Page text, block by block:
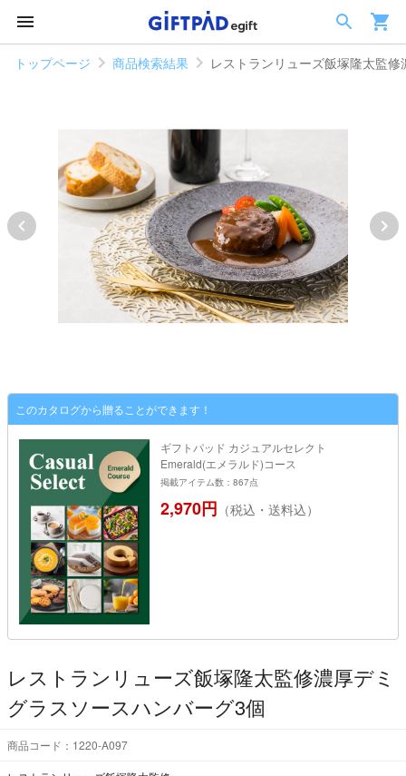
トップページ 商品検索結果 レストランリューズ飯塚隆太監
このカタログから贈ることができます！
ギフトパッド カジュアルセレクト
Emerald(エメラルド)コース
掲載アイテム数：867点
2,970円 （税込・送料込）
レストランリューズ飯塚隆太監修濃厚デミ
グラスソースハンバーグ3個
商品コード：1220-A097